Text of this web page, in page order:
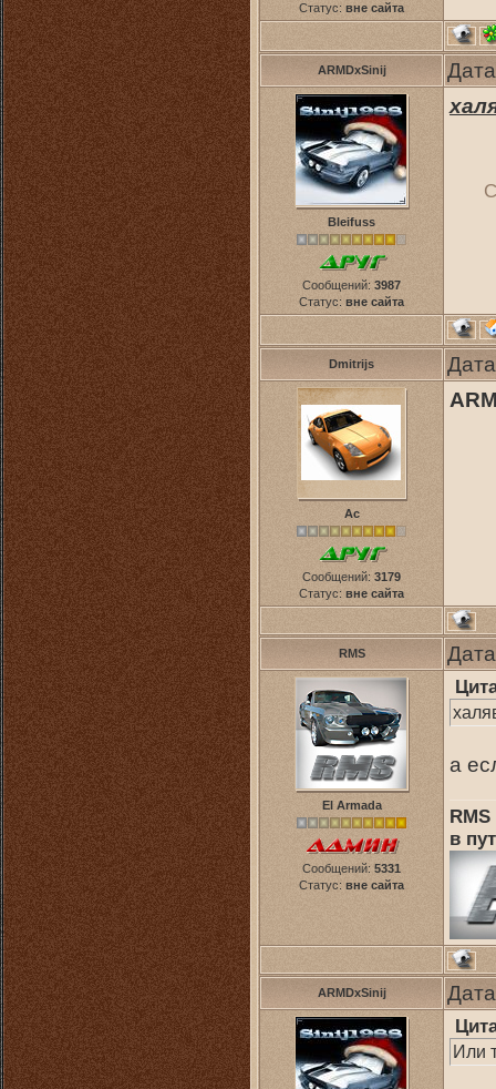
Статус: вне сайта
ARMDxSinij
Bleifuss
Сообщений: 3987
Статус: вне сайта
Dmitrijs
Ас
Сообщений: 3179
Статус: вне сайта
RMS
El Armada
Сообщений: 5331
Статус: вне сайта
а
в
ARMDxSinij
Или